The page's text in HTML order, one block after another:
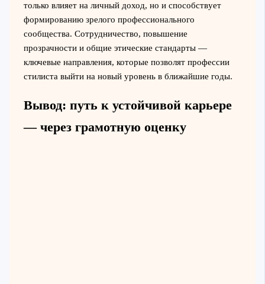
только влияет на личный доход, но и способствует
формированию зрелого профессионального
сообщества. Сотрудничество, повышение
прозрачности и общие этические стандарты —
ключевые направления, которые позволят профессии
стилиста выйти на новый уровень в ближайшие годы.
Вывод: путь к устойчивой карьере
— через грамотную оценку